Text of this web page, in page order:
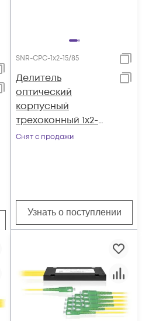
SNR-CPС-1x2-15/85
Делитель
оптический
корпусный
трехоконный 1х2-
15/85
Снят с продажи
Узнать о поступлении